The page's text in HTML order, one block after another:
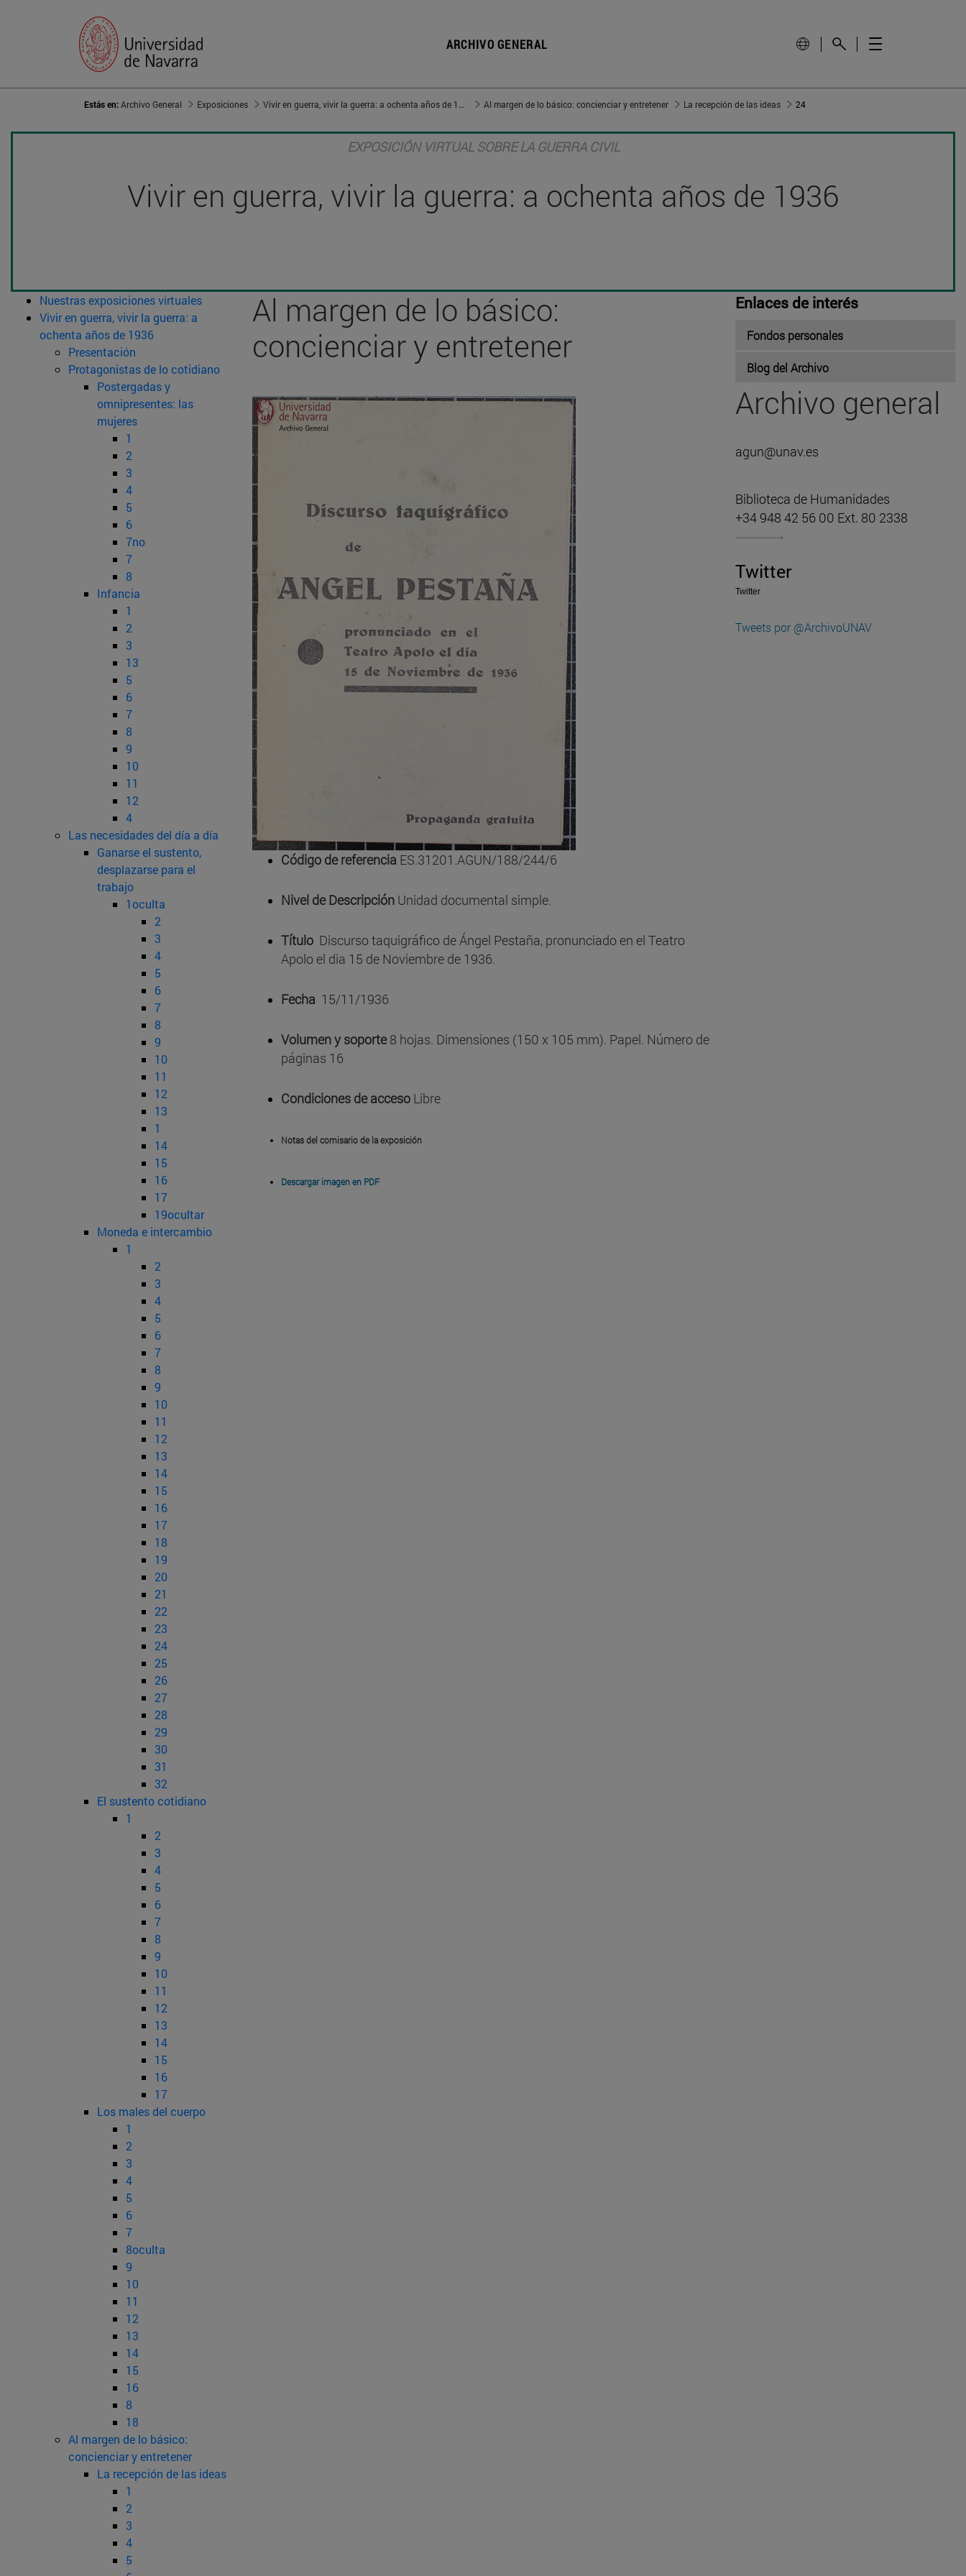
ARCHIVO GENERAL
Estás en:Archivo General Exposiciones Al margen de lo básico: concienciar y entretener La recepción de las ideas 24
EXPOSICIÓN VIRTUAL SOBRE LA GUERRA CIVIL
Vivir en guerra, vivir la guerra: a ochenta años de 1936
Nuestras exposiciones virtuales
Vivir en guerra, vivir la guerra: a
ochenta años de 1936
Presentación
Protagonistas de lo cotidiano
Postergadas y
omnipresentes: las
mujeres
1
2
3
4
5
6
7no
7
8
Infancia
1
2
3
13
5
6
7
8
9
10
11
12
4
Las necesidades del día a día
Ganarse el sustento,
desplazarse para el
trabajo
1oculta
2
3
4
5
6
7
8
9
10
11
12
13
1
14
15
16
17
19ocultar
Moneda e intercambio
1
2
3
4
5
6
7
8
9
10
11
12
13
14
15
16
17
18
19
20
21
22
23
24
25
26
27
28
29
30
31
32
El sustento cotidiano
1
2
3
4
5
6
7
8
9
10
11
12
13
14
15
16
17
Los males del cuerpo
1
2
3
4
5
6
7
8oculta
9
10
11
12
13
14
15
16
8
18
Al margen de lo básico:
concienciar y entretener
La recepción de las ideas
1
2
3
4
5
Al margen de lo básico:
concienciar y entretener
Código de referencia ES.31201.AGUN/188/244/6
Nivel de Descripción Unidad documental simple.
Título Discurso taquigráfico de Ángel Pestaña, pronunciado en el Teatro
Apolo el dia 15 de Noviembre de 1936.
Fecha 15/11/1936
Volumen y soporte8 hojas. Dimensiones (150 x 105 mm). Papel. Número de
páginas 16
Condiciones de acceso Libre
Notas del comisario de la exposición
Descargar imagen en PDF
Enlaces de interés
Fondos personales
Blog del Archivo
Archivo general
agun@unav.es
Biblioteca de Humanidades
+34 948 42 56 00 Ext. 80 2338
Twitter
Twitter
Tweets por @ArchivoUNAV